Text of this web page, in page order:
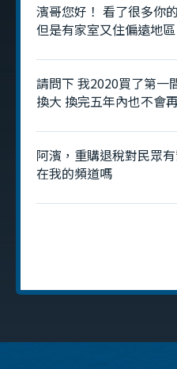
濱哥您好！ 看了很多你
但是有家室又住偏遠地
請問下 我2020買了第一
換大 換完五年內也不會
一稅?
阿濱，重購退稅對民眾
在我的頻道嗎